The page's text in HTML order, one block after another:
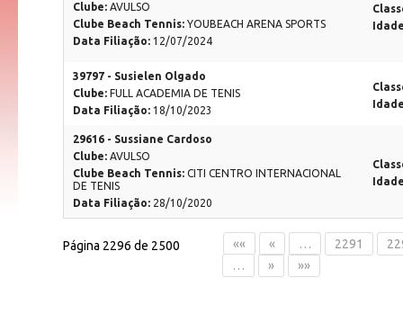
Clube: AVULSO
Clube Beach Tennis: YOUBEACH ARENA SPORTS
Data Filiação: 12/07/2024
39797 - Susielen Olgado
Clube: FULL ACADEMIA DE TENIS
Data Filiação: 18/10/2023
29616 - Sussiane Cardoso
Clube: AVULSO
Clube Beach Tennis: CITI CENTRO INTERNACIONAL
DE TENIS
Data Filiação: 28/10/2020
Página 2296 de 2500 «« « … 2291
…
» »»